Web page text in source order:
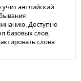
английский
Доступно
базовых слов,
слова